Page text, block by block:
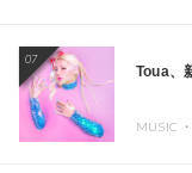
07
Toua、
MUSIC ・